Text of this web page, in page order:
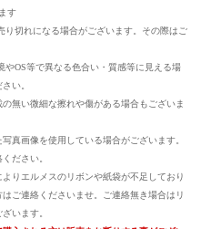
す
切れになる場合がございます。その際はご
OS等で異なる色合い・質感等に見える場
い。
無い微細な擦れや傷がある場合もございま
真画像を使用している場合がございます。
ださい。
りエルメスのリボンや紙袋が不足しており
ご連絡くださいませ。ご連絡無き場合はリ
います。